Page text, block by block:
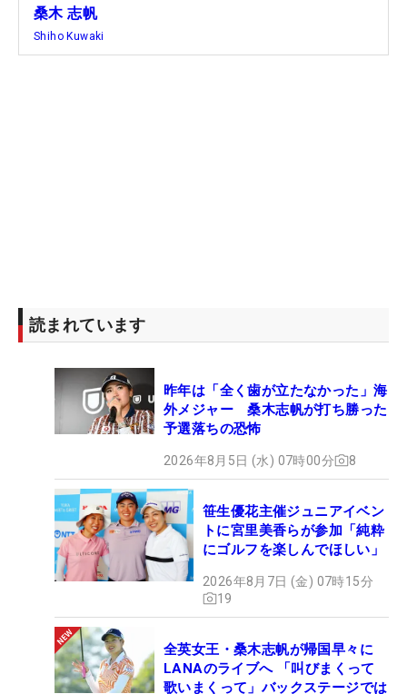
桑木 志帆
Shiho Kuwaki
読まれています
昨年は「全く歯が立たなかった」海
外メジャー 桑木志帆が打ち勝った
予選落ちの恐怖
2026年8月5日 (水) 07時00分 8
笹生優花主催ジュニアイベン
トに宮里美香らが参加「純粋
にゴルフを楽しんでほしい」
2026年8月7日 (金) 07時15分
19
全英女王・桑木志帆が帰国早々に
LANAのライブへ 「叫びまくって
歌いまくって」バックステージでは